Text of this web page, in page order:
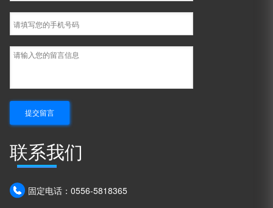
联系我们
固定电话：0556-5818365